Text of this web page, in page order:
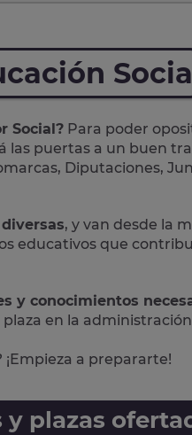
Social? Para poder
las puertas a un buen
Diputaciones,
, y van desde la
educativos que
y conocimientos
en la
a prepararte!
plazas